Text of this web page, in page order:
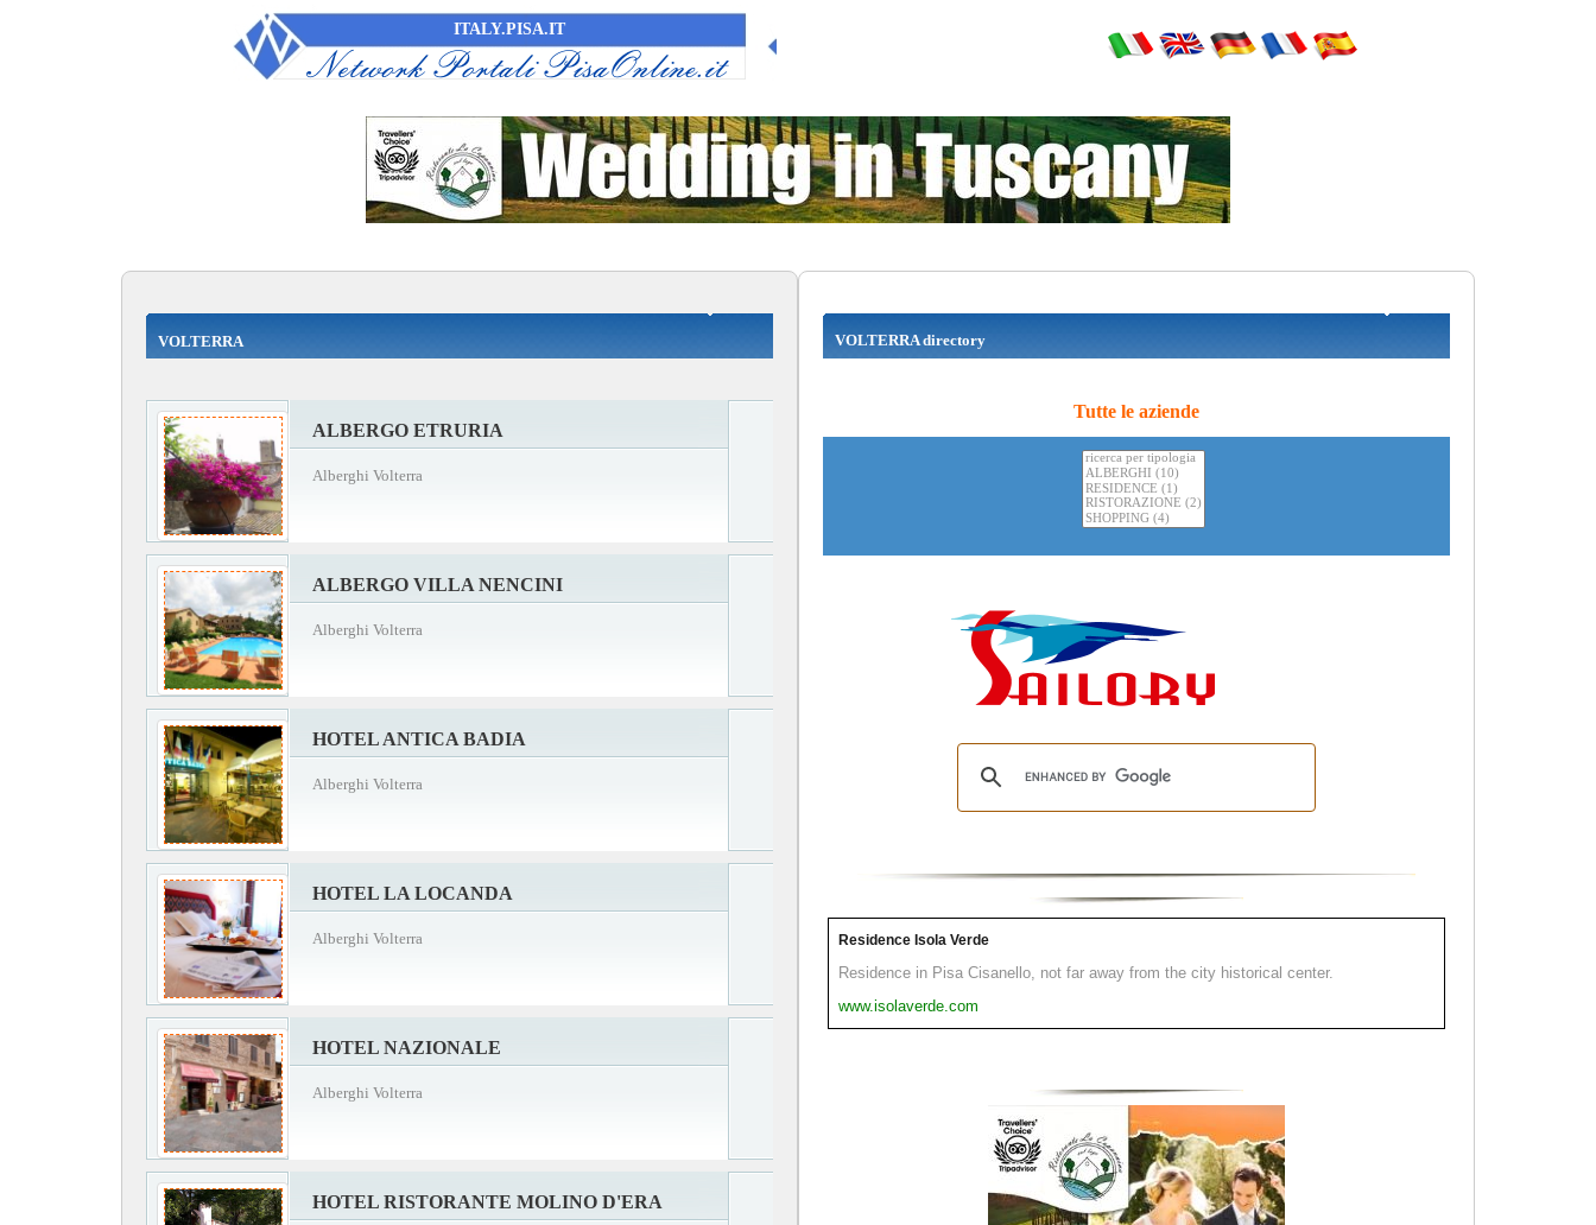
ITALY.PISA.IT
VOLTERRA
ALBERGO ETRURIA
Alberghi Volterra
ALBERGO VILLA NENCINI
Alberghi Volterra
HOTEL ANTICA BADIA
Alberghi Volterra
HOTEL LA LOCANDA
Alberghi Volterra
HOTEL NAZIONALE
Alberghi Volterra
HOTEL RISTORANTE MOLINO D'ERA
VOLTERRA directory
Tutte le aziende
Residence Isola Verde
Residence in Pisa Cisanello, not far away from the city historical center.
www.isolaverde.com